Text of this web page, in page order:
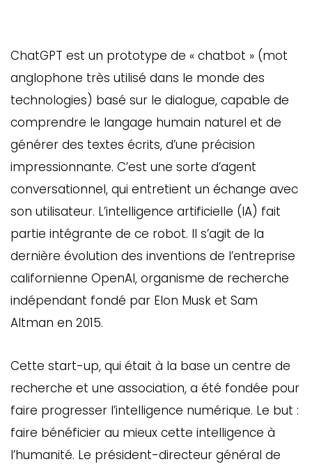
ChatGPT est un prototype de « chatbot » (mot
anglophone très utilisé dans le monde des
technologies) basé sur le dialogue, capable de
comprendre le langage humain naturel et de
générer des textes écrits, d’une précision
impressionnante. C’est une sorte d’agent
conversationnel, qui entretient un échange avec
son utilisateur. L’intelligence artificielle (IA) fait
partie intégrante de ce robot. Il s’agit de la
dernière évolution des inventions de l’entreprise
californienne OpenAI, organisme de recherche
indépendant fondé par Elon Musk et Sam
Altman en 2015.
Cette start-up, qui était à la base un centre de
recherche et une association, a été fondée pour
faire progresser l’intelligence numérique. Le but :
faire bénéficier au mieux cette intelligence à
l’humanité. Le président-directeur général de